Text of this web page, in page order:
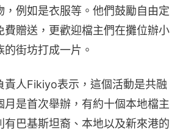
，例如是衣服等。他們鼓勵自由定
費贈送，更歡迎檔主們在攤位辦小
街坊打成一片。
責人Fikiyo表示，這個活動是共融
月是首次舉辦，有約十個本地檔主
有巴基斯坦裔、本地以及新來港的